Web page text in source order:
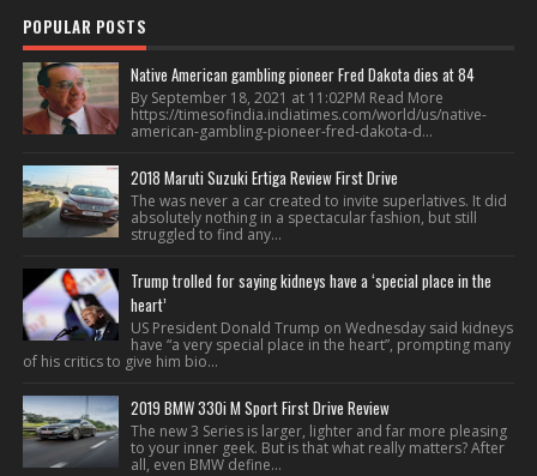
POPULAR POSTS
Native American gambling pioneer Fred Dakota dies at 84
By September 18, 2021 at 11:02PM Read More
https://timesofindia.indiatimes.com/world/us/native-
american-gambling-pioneer-fred-dakota-d...
2018 Maruti Suzuki Ertiga Review First Drive
The was never a car created to invite superlatives. It did
absolutely nothing in a spectacular fashion, but still
struggled to find any...
Trump trolled for saying kidneys have a ‘special place in the
heart’
US President Donald Trump on Wednesday said kidneys
have “a very special place in the heart”, prompting many
of his critics to give him bio...
2019 BMW 330i M Sport First Drive Review
The new 3 Series is larger, lighter and far more pleasing
to your inner geek. But is that what really matters? After
all, even BMW define...